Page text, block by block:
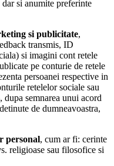
si anumite preferinte
si publicitate,
transmis, ID
si imagini cont retele
pe conturie de retele
persoanei respective in
retelelor sociale sau
semnarea unui acord
de dumneavoastra,
personal, cum ar fi: cerinte
religioase sau filosofice si